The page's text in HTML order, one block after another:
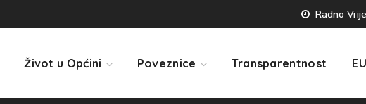
Radno
Život u Općini Poveznice Transparentnost